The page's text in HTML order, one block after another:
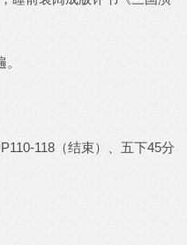
118（结束）、五下45分